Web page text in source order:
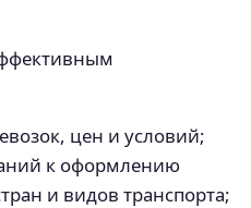
цен и условий;
к оформлению
и видов транспорта;